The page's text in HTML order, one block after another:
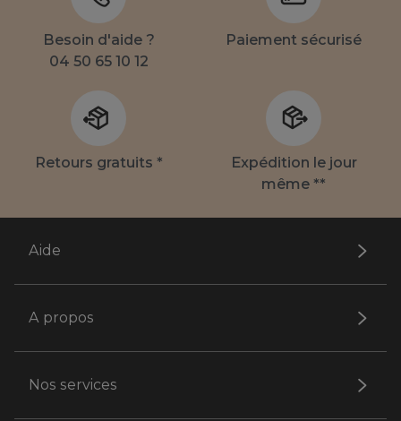
Besoin d'aide ?
04 50 65 10 12
Paiement sécurisé
Retours gratuits *
Expédition le jour
même **
Aide
A propos
Nos services